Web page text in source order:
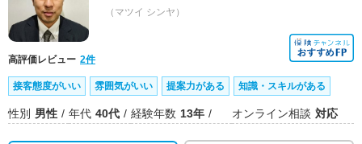
（マツイ シンヤ）
高評価レビュー 2件
接客態度がいい 雰囲気がいい 提案力がある 知識・スキルがある
性別 男性 年代 40代 経験年数 13年 オンライン相談 対応